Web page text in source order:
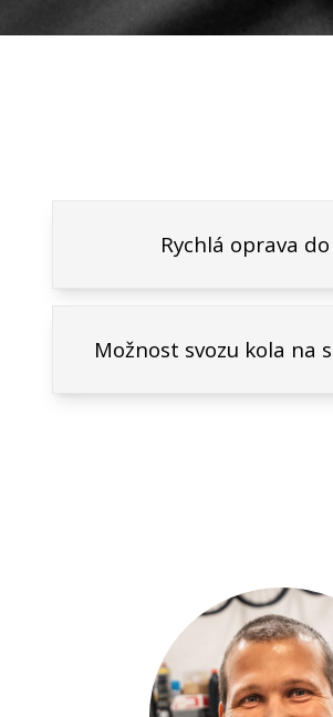
Rychlá oprava
Možnost svozu kola na